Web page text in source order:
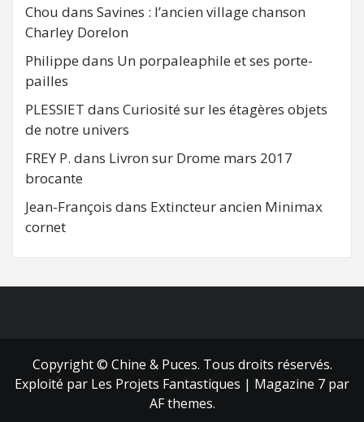
Chou dans Savines : l’ancien village chanson
Charley Dorelon
Philippe dans Un porpaleaphile et ses porte-
pailles
PLESSIET dans Curiosité sur les étagères objets
de notre univers
FREY P. dans Livron sur Drome mars 2017
brocante
Jean-François dans Extincteur ancien Minimax
cornet
Copyright © Chine & Puces. Tous droits réservés.
Exploité par Les Projets Fantastiques | Magazine 7 par
AF themes.